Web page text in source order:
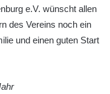
e.V. wünscht allen
des Vereins noch ein
und einen guten Start